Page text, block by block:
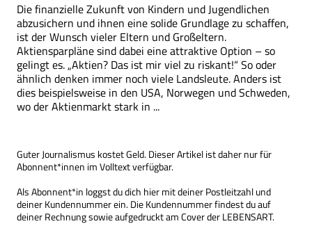
Die finanzielle Zukunft von Kindern und Jugendlichen
abzusichern und ihnen eine solide Grundlage zu schaffen,
ist der Wunsch vieler Eltern und Großeltern.
Aktiensparpläne sind dabei eine attraktive Option – so
gelingt es. „Aktien? Das ist mir viel zu riskant!“ So oder
ähnlich denken immer noch viele Landsleute. Anders ist
dies beispielsweise in den USA, Norwegen und Schweden,
wo der Aktienmarkt stark in ...
Guter Journalismus kostet Geld. Dieser Artikel ist daher nur für
Abonnent*innen im Volltext verfügbar.
Als Abonnent*in loggst du dich hier mit deiner Postleitzahl und
deiner Kundennummer ein. Die Kundennummer findest du auf
deiner Rechnung sowie aufgedruckt am Cover der LEBENSART.